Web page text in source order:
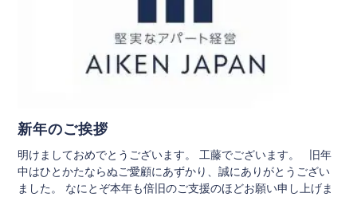
新年のご挨拶
明けましておめでとうございます。 工藤でございます。 旧年
中はひとかたならぬご愛顧にあずかり、誠にありがとうござい
ました。 なにとぞ本年も倍旧のご支援のほどお願い申し上げま